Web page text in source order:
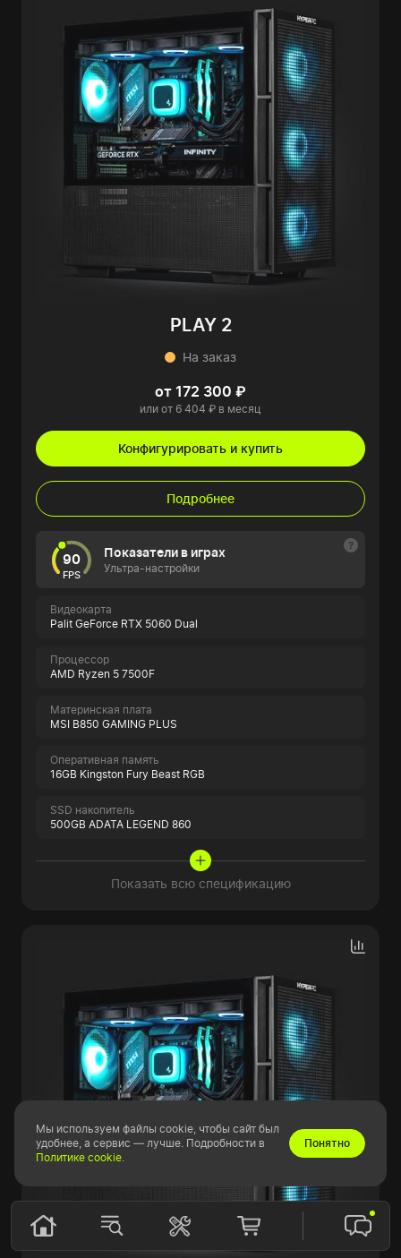
PLAY 2
На заказ
от 172 300 ₽
или от 6 404 ₽ в месяц
Конфигурировать и купить
Подробнее
90
FPS
Показатели в играх
Ультра-настройки
Видеокарта
Palit GeForce RTX 5060 Dual
Процессор
AMD Ryzen 5 7500F
Материнская плата
MSI B850 GAMING PLUS
Оперативная память
16GB Kingston Fury Beast RGB
SSD накопитель
500GB ADATA LEGEND 860
Показать всю спецификацию
Мы используем файлы cookie, чтобы сайт был
удобнее, а сервис — лучше. Подробности в
Политике cookie.
Понятно